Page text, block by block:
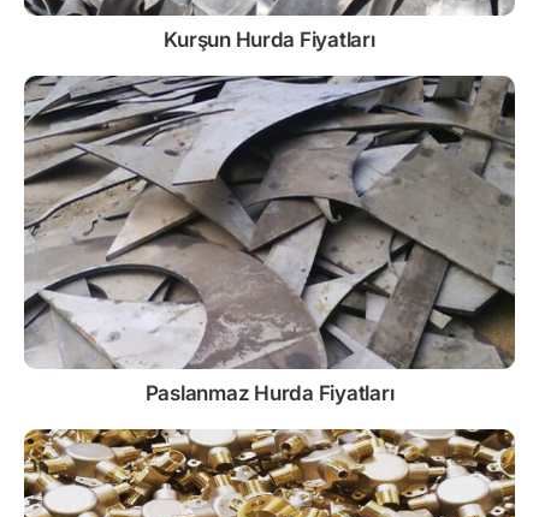
Kurşun Hurda Fiyatları
Paslanmaz Hurda Fiyatları